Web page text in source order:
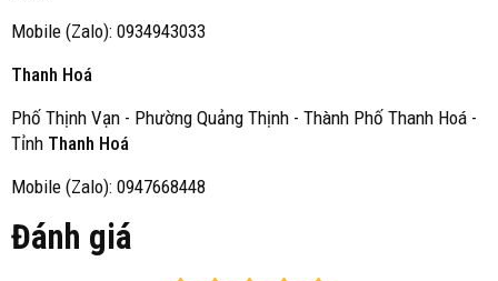
Mobile (Zalo): 0934943033
Thanh Hoá
Phố Thịnh Vạn - Phường Quảng Thịnh - Thành Phố Thanh Hoá -
Tỉnh Thanh Hoá
Mobile (Zalo): 0947668448
Đánh giá